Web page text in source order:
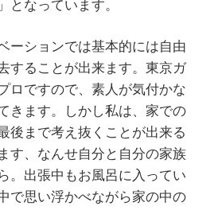
となっています。
ーションでは基本的には自由
することが出来ます。東京ガ
ロですので、素人が気付かな
きます。しかし私は、家での
後まで考え抜くことが出来る
す、なんせ自分と自分の家族
。出張中もお風呂に入ってい
で思い浮かべながら家の中の